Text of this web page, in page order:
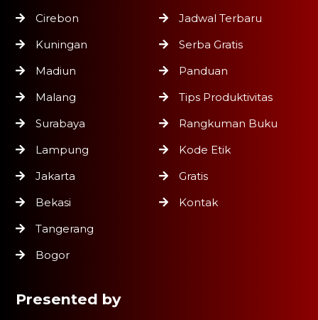
Cirebon
Kuningan
Madiun
Malang
Surabaya
Lampung
Jakarta
Bekasi
Tangerang
Bogor
Jadwal Terbaru
Serba Gratis
Panduan
Tips Produktivitas
Rangkuman Buku
Kode Etik
Gratis
Kontak
Presented by